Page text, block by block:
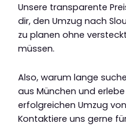
Unsere transparente
dir, den Umzug nach
zu planen ohne
müssen.
Also, warum lange
aus München und
erfolgreichen Umzug
Kontaktiere uns gerne